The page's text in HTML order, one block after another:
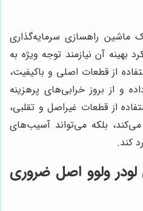
ماشین راهسازی سرمایه‌گذاری
بهینه آن نیازمند توجه ویژه به
از قطعات اصلی و باکیفیت،
و از بروز خرابی‌های پرهزینه
از قطعات غیراصل و تقلبی،
می‌کند، بلکه می‌تواند آسیب‌های
کند.
لودر ولوو اصل ضروری